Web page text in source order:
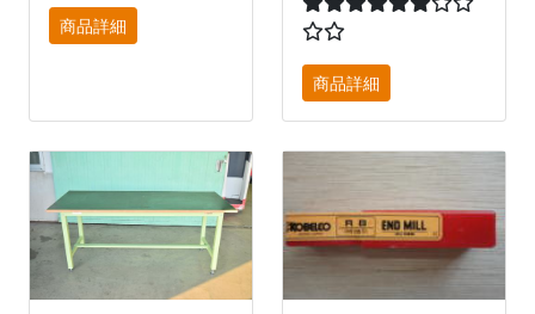
商品詳細
商品詳細